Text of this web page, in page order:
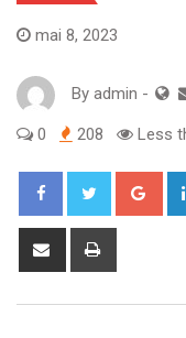
mai 8, 2023
By admin -
0 208 Less
Share